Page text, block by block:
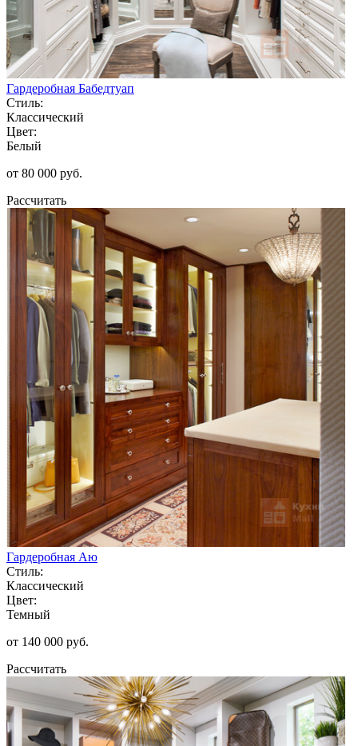
Гардеробная Бабедтуап
Стиль:
Классический
Цвет:
Белый
от 80 000 руб.
Рассчитать
Гардеробная Аю
Стиль:
Классический
Цвет:
Темный
от 140 000 руб.
Рассчитать